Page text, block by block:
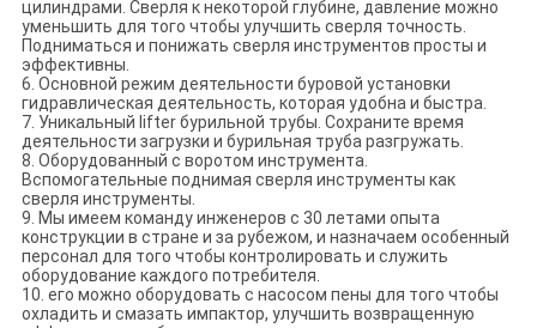
цилиндрами. Сверля к некоторой глубине, давление можно
уменьшить для того чтобы улучшить сверля точность.
Подниматься и понижать сверля инструментов просты и
эффективны.
6. Основной режим деятельности буровой установки
гидравлическая деятельность, которая удобна и быстра.
7. Уникальный lifter бурильной трубы. Сохраните время
деятельности загрузки и бурильная труба разгружать.
8. Оборудованный с воротом инструмента.
Вспомогательные поднимая сверля инструменты как
сверля инструменты.
9. Мы имеем команду инженеров с 30 летами опыта
конструкции в стране и за рубежом, и назначаем особенный
персонал для того чтобы контролировать и служить
оборудование каждого потребителя.
10. его можно оборудовать с насосом пены для того чтобы
охладить и смазать импактор, улучшить возвращенную